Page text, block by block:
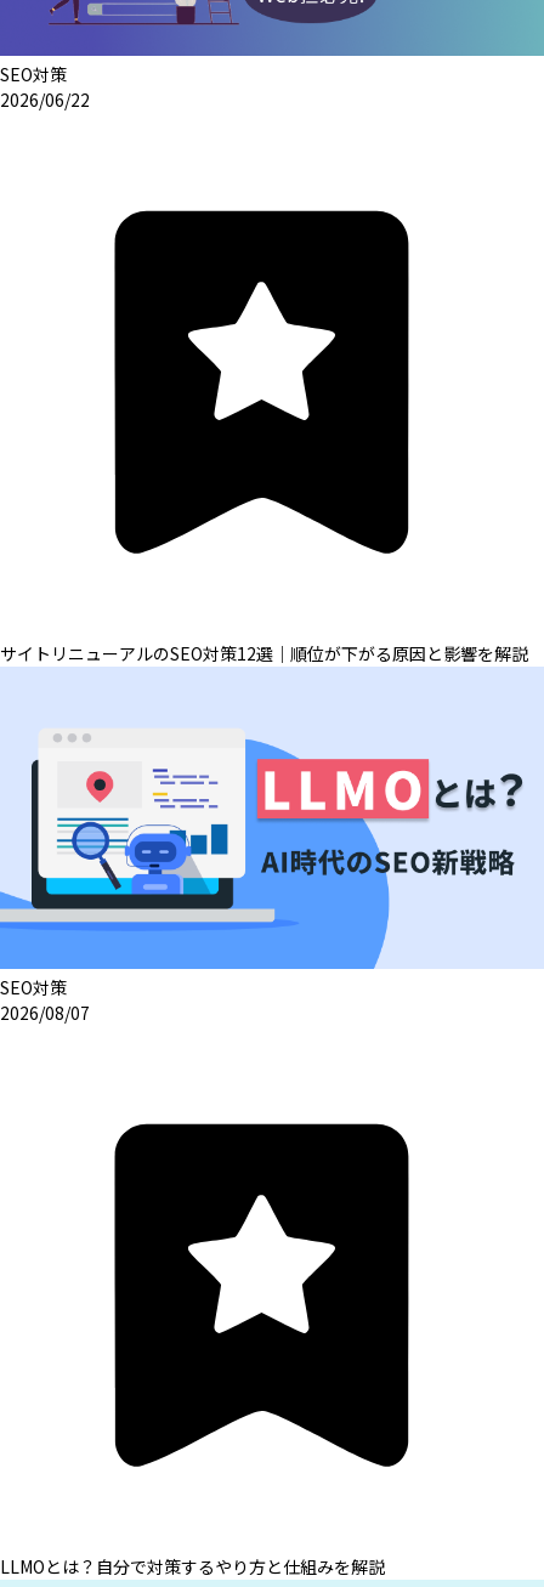
SEO対策
2026/06/22
サイトリニューアルのSEO対策12選｜順位が下がる原因と影響を解説
SEO対策
2026/08/07
LLMOとは？自分で対策するやり方と仕組みを解説